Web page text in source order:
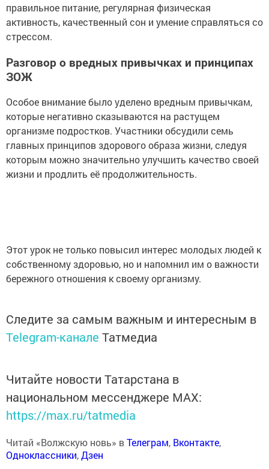
правильное питание, регулярная физическая
активность, качественный сон и умение справляться со
стрессом.
Разговор о вредных привычках и принципах
ЗОЖ
Особое внимание было уделено вредным привычкам,
которые негативно сказываются на растущем
организме подростков. Участники обсудили семь
главных принципов здорового образа жизни, следуя
которым можно значительно улучшить качество своей
жизни и продлить её продолжительность.
Этот урок не только повысил интерес молодых людей к
собственному здоровью, но и напомнил им о важности
бережного отношения к своему организму.
Следите за самым важным и интересным в
Telegram-канале Татмедиа
Читайте новости Татарстана в
национальном мессенджере MАХ:
https://max.ru/tatmedia
Читай «Волжскую новь» вТелеграм, Вконтакте,
Одноклассники,Дзен